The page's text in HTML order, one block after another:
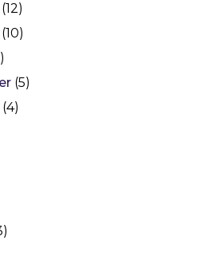
(12)
(10)
(5)
(4)